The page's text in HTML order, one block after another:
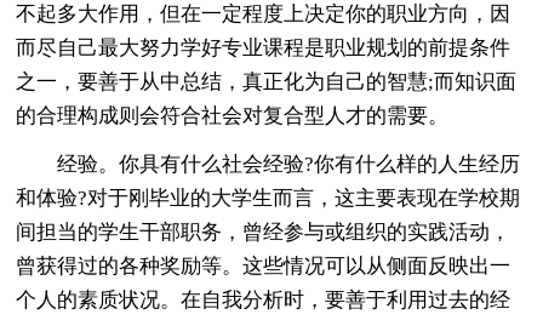
不起多大作用，但在一定程度上决定你的职业方向，因
而尽自己最大努力学好专业课程是职业规划的前提条件
之一，要善于从中总结，真正化为自己的智慧;而知识面
的合理构成则会符合社会对复合型人才的需要。
经验。你具有什么社会经验?你有什么样的人生经历
和体验?对于刚毕业的大学生而言，这主要表现在学校期
间担当的学生干部职务，曾经参与或组织的实践活动，
曾获得过的各种奖励等。这些情况可以从侧面反映出一
个人的素质状况。在自我分析时，要善于利用过去的经